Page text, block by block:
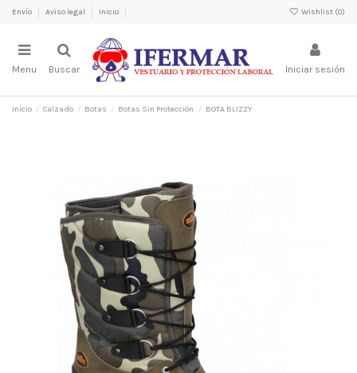
Envío Aviso legal Inicio Wishlist (0)
Menu Buscar Iniciar sesión
Inicio Calzado Botas Botas Sin Protección BOTA BLIZZY